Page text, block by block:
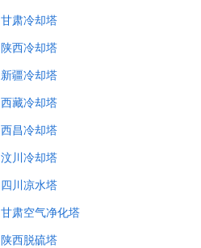
甘肃冷却塔
陕西冷却塔
新疆冷却塔
西藏冷却塔
西昌冷却塔
汶川冷却塔
四川凉水塔
甘肃空气净化塔
陕西脱硫塔